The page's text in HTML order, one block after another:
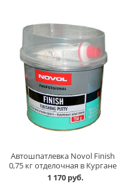
Автошпатлевка Novol Finish
0,75 кг отделочная в Кургане
1 170 руб.